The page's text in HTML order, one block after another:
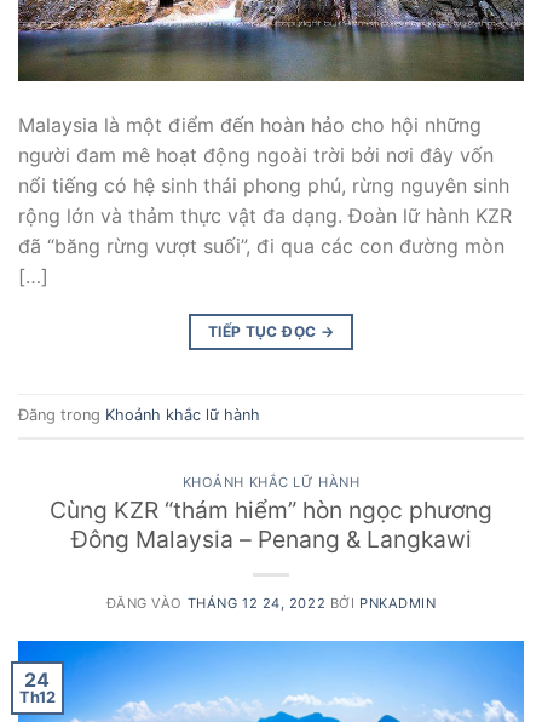
Malaysia là một điểm đến hoàn hảo cho hội những
người đam mê hoạt động ngoài trời bởi nơi đây vốn
nổi tiếng có hệ sinh thái phong phú, rừng nguyên sinh
rộng lớn và thảm thực vật đa dạng. Đoàn lữ hành KZR
đã “băng rừng vượt suối”, đi qua các con đường mòn
[…]
TIẾP TỤC ĐỌC →
Đăng trong Khoảnh khắc lữ hành
KHOẢNH KHẮC LỮ HÀNH
Cùng KZR “thám hiểm” hòn ngọc phương
Đông Malaysia – Penang & Langkawi
ĐĂNG VÀO THÁNG 12 24, 2022 BỞI PNKADMIN
24
Th12